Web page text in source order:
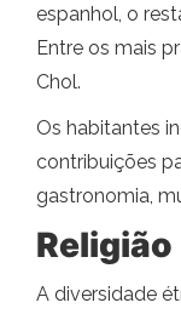
espanhol, o
Entre os mais
Chol.
Os habitantes
contribuições
gastronomia,
Religião
A diversidade